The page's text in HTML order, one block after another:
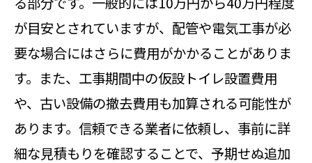
が目安とされていますが、配管や電気工事が必
要な場合にはさらに費用がかかることがありま
す。また、工事期間中の仮設トイレ設置費用
や、古い設備の撤去費用も加算される可能性が
あります。信頼できる業者に依頼し、事前に詳
細な見積もりを確認することで、予期せぬ追加